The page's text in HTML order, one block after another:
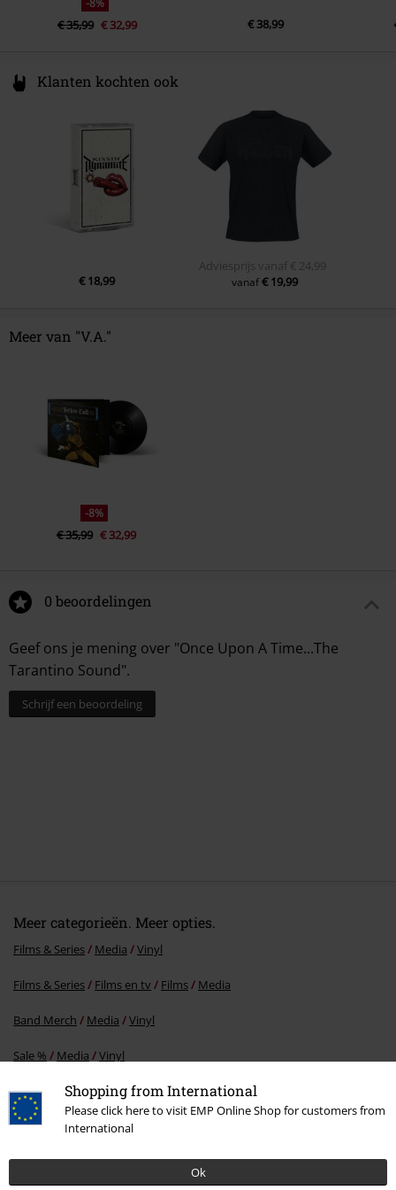
Shopping from International
Please click here to visit EMP Online Shop for customers from
International
Ok
-8%
€ 35,99 € 32,99 € 38,99
Klanten kochten ook
€ 18,99
Adviesprijs vanaf € 24,99
vanaf€ 19,99
Meer van "V.A."
-8%
€ 35,99 € 32,99
0 beoordelingen
Geef ons je mening over "Once Upon A Time...The
Tarantino Sound".
Schrijf een beoordeling
Meer categorieën. Meer opties.
Films & Series Media Vinyl
Films & Series Films en tv Films Media
Band Merch Media Vinyl
Sale % Media Vinyl
Band Merch Genre
15%
E-mailnieuwsbrief